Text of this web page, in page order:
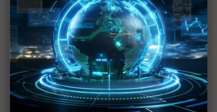
亞馬遜罕見亮牌台廠夥伴 廣達、緯穎、漢翔齊站台
黃仁勳抨擊《AI擴散規則》讓美國自毀前程 應承認
DeepSeek為中國AI傑出代表
黃仁勳公開力挺SK海力士 盛讚HBM4「漂亮」
高通多元化業務下一步 藉NVIDIA搶AI資料中心CPU
商機